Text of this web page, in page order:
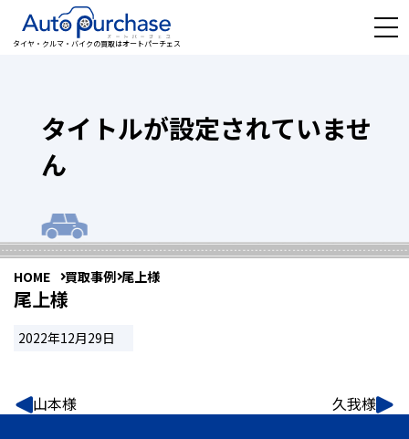
タイヤ・クルマ・バイクの買取はオートパーチェス
タイトルが設定されていませ
ん
HOME 買取事例 尾上様
尾上様
2022年12月29日
山本様 久我様